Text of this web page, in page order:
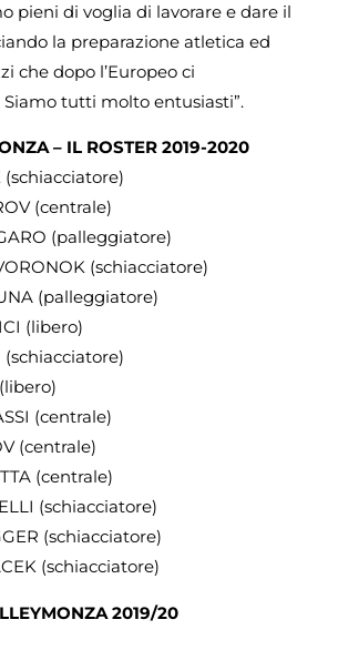
pieni di voglia di lavorare e dare il
la preparazione atletica ed
che dopo l’Europeo ci
tutti molto entusiasti”.
– IL ROSTER 2019-2020
(schiacciatore)
(centrale)
(palleggiatore)
(schiacciatore)
(palleggiatore)
(libero)
(schiacciatore)
(centrale)
(centrale)
(centrale)
(schiacciatore)
(schiacciatore)
(schiacciatore)
MONZA2019/20